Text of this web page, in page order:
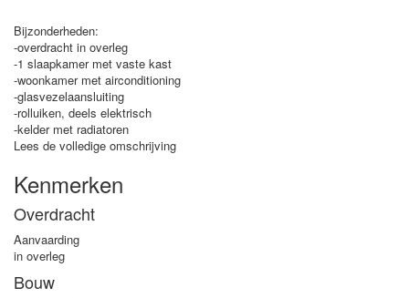
Bijzonderheden:
-overdracht in overleg
-1 slaapkamer met vaste kast
-woonkamer met airconditioning
-glasvezelaansluiting
-rolluiken, deels elektrisch
-kelder met radiatoren
Lees de volledige omschrijving
Kenmerken
Overdracht
Aanvaarding
in overleg
Bouw